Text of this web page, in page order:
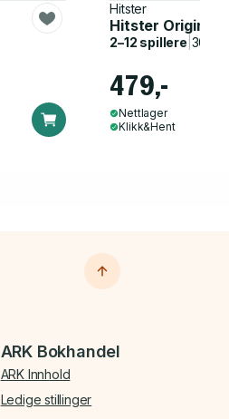
Hitster
Hitster Original
2–12 spillere
479,-
Nettlager
Klikk&Hent
ARK Bokhandel
ARK Innhold
Ledige stillinger